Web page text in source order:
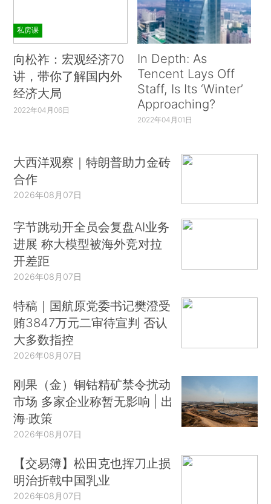
私房课
向松祚：宏观经济70
讲，带你了解国内外
经济大局
2022年04月06日
In Depth: As
Tencent Lays Off
Staff, Is Its ‘Winter’
Approaching?
2022年04月01日
大西洋观察｜特朗普助力金砖
合作
2026年08月07日
字节跳动开全员会复盘AI业务
进展 称大模型被海外竞对拉
开差距
2026年08月07日
特稿｜国航原党委书记樊澄受
贿3847万元二审待宣判 否认
大多数指控
2026年08月07日
刚果（金）铜钴精矿禁令扰动
市场 多家企业称暂无影响 | 出
海·政策
2026年08月07日
【交易簿】松田克也挥刀止损
明治折戟中国乳业
2026年08月07日